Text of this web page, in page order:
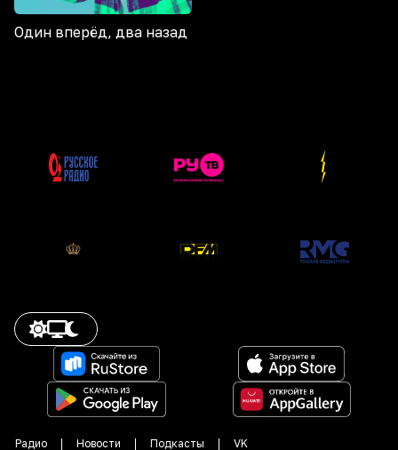
Один вперёд, два назад
Радио Новости Подкасты VK